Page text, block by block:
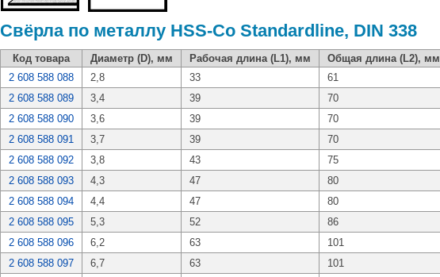
Свёрла по металлу HSS-Co Standardline, DIN 338
Код товара Диаметр (D), мм Рабочая длина (L1), мм Общая длина (L2), мм
2 608 588 088
2,8 33 61
2 608 588 089
3,4 39 70
2 608 588 090
3,6 39 70
2 608 588 091
3,7 39 70
2 608 588 092
3,8 43 75
2 608 588 093
4,3 47 80
2 608 588 094
4,4 47 80
2 608 588 095
5,3 52 86
2 608 588 096
6,2 63 101
2 608 588 097
6,7 63 101